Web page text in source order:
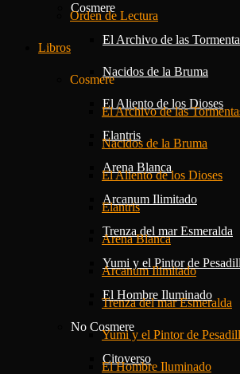
Cosmere
El Archivo de las
Nacidos de la Bruma
El Aliento de los Dioses
Elantris
Arena Blanca
Arcanum Ilimitado
Trenza del mar Esmeralda
Yumi y el Pintor de
El Hombre Iluminado
No Cosmere
Citoverso
Orden de Lectura
Libros
Cosmere
El Archivo de las
Nacidos de la Bruma
El Aliento de los Dioses
Elantris
Arena Blanca
Arcanum Ilimitado
Trenza del mar Esmeralda
Yumi y el Pintor de
El Hombre Iluminado